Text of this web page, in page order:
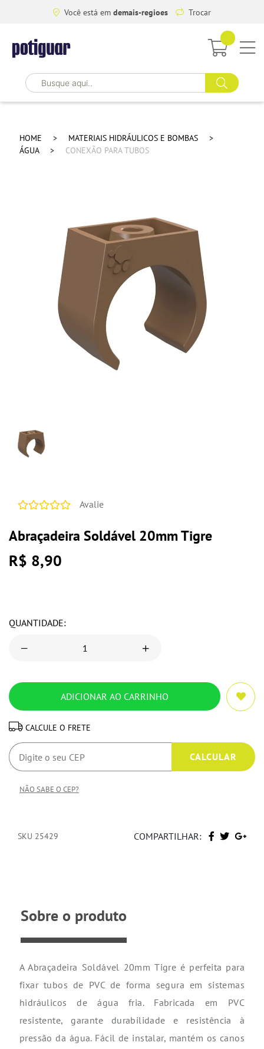
Você está em demais-regioes Trocar
HOME
MATERIAIS HIDRÁULICOS E BOMBAS
ÁGUA
CONEXÃO PARA TUBOS
Avalie
Abraçadeira Soldável 20mm Tigre
R$ 8,90
QUANTIDADE:
CALCULE O FRETE
NÃO SABE O CEP?
SKU 25429 COMPARTILHAR:
Sobre o produto
A Abraçadeira Soldável 20mm Tigre é perfeita para
fixar tubos de PVC de forma segura em sistemas
hidráulicos de água fria. Fabricada em PVC
resistente, garante durabilidade e resistência à
pressão da água. Fácil de instalar, mantém os canos